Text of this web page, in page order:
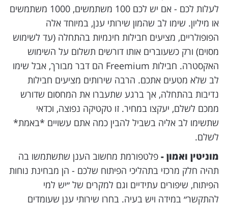
לעלות לכם - אם יש לכם 100 משתמשים, 1000 משתמשים
או מיליון. שימו לב שהמון שירותי ענן, במיוחד אלה
הפופולריים, מציעים חבילות חינמיות בהתחלה (עד לשימוש
מסוים) ורק כשעוברים אותו דורשים תשלום על השימוש
האקסטרה. חבילות Freemium הם דבר מבורך, אבל שימו
לב שלא מטעים אתכם. הרבה שירותים מציעים חבילות
נדיבות בהתחלה, אך ברגע שתעברו את המחסום שדורש
ממכם לשלם, יעקצו במחיר. זו טקטיקה נפוצה, וכדאי
שתשימו לב אליה בשביל להבין כמה אתם עשויים *באמת*
לשלם.
מוניטין ואמון - פלטפורמת מחשוב הענן שתשתמשו בה
תהיה חלק מרכזי בתהליכי הפיתוח שלכם - הן מבחינת נוחות
הפיתוח, שיפורים עתידיים וגם למקרים של ״יש למי
להתקשר״ במידה ויש בעיה. בחרו שירותי ענן שעומדים